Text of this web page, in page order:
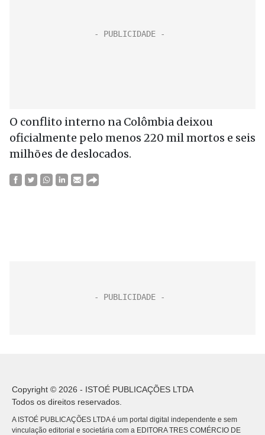
O conflito interno na Colômbia deixou
oficialmente pelo menos 220 mil mortos e seis
milhões de deslocados.
Copyright © 2026 - ISTOÉ PUBLICAÇÕES LTDA
Todos os direitos reservados.
A ISTOÉ PUBLICAÇÕES LTDA é um portal digital independente e sem
vinculação editorial e societária com a EDITORA TRES COMÉRCIO DE